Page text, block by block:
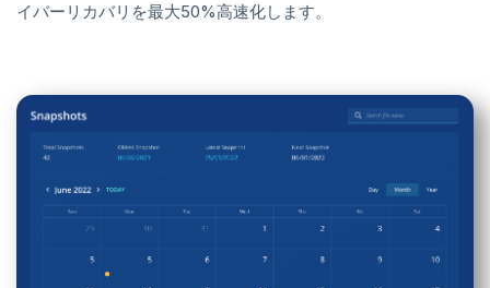
イバーリカバリを最大50%高速化します。